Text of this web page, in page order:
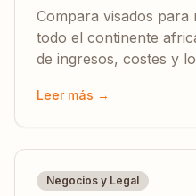
Compara visados para
todo el continente
de ingresos, costes y
Leer más →
Negocios y Legal